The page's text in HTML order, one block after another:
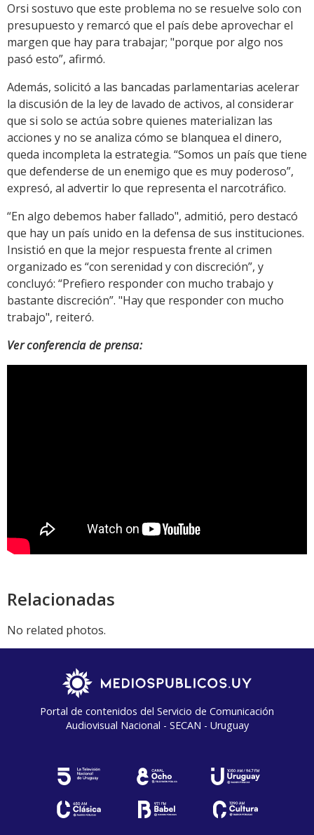
Orsi sostuvo que este problema no se resuelve solo con
presupuesto y remarcó que el país debe aprovechar el
margen que hay para trabajar; "porque por algo nos
pasó esto”, afirmó.
Además, solicitó a las bancadas parlamentarias acelerar
la discusión de la ley de lavado de activos, al considerar
que si solo se actúa sobre quienes materializan las
acciones y no se analiza cómo se blanquea el dinero,
queda incompleta la estrategia. “Somos un país que tiene
que defenderse de un enemigo que es muy poderoso”,
expresó, al advertir lo que representa el narcotráfico.
“En algo debemos haber fallado", admitió, pero destacó
que hay un país unido en la defensa de sus instituciones.
Insistió en que la mejor respuesta frente al crimen
organizado es “con serenidad y con discreción”, y
concluyó: “Prefiero responder con mucho trabajo y
bastante discreción”. "Hay que responder con mucho
trabajo", reiteró.
Ver conferencia de prensa:
Relacionadas
No related photos.
Portal de contenidos del Servicio de Comunicación
Audiovisual Nacional - SECAN - Uruguay